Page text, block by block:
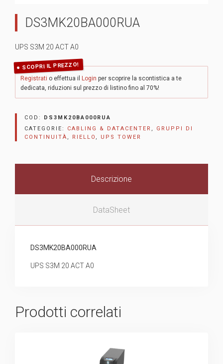
DS3MK20BA000RUA
UPS S3M 20 ACT A0
SCOPRI IL PREZZO!
Registrati o effettua il Login per scoprire la scontistica a te
dedicata, riduzioni sul prezzo di listino fino al 70%!
COD: DS3MK20BA000RUA
CATEGORIE: CABLING & DATACENTER
GRUPPI DI
CONTINUITÀ
RIELLO UPS TOWER
Descrizione
DataSheet
DS3MK20BA000RUA
UPS S3M 20 ACT A0
Prodotti correlati